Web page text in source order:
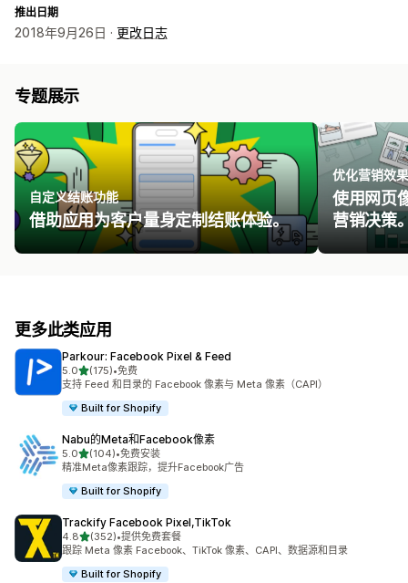
推出日期
2018年9月26日 · 更改日志
专题展示
自定义结账功能
借助应用为客户量身定制结账体验。
优化营销效果
使用网页
营销决策
更多此类应用
Parkour: Facebook Pixel & Feed
5.0星（满分 5 星）
(175)
总共 175 条评论
•免费
支持 Feed 和目录的 Facebook 像素与 Meta 像素（CAPI）
Built for Shopify
Nabu的Meta和Facebook像素
5.0星（满分 5 星）
(104)
总共 104 条评论
•免费安装
精准Meta像素跟踪，提升Facebook广告
Built for Shopify
Trackify Facebook Pixel,TikTok
4.8星（满分 5 星）
(352)
总共 352 条评论
•提供免费套餐
跟踪 Meta 像素 Facebook、TikTok 像素、CAPI、数据源和目录
Built for Shopify